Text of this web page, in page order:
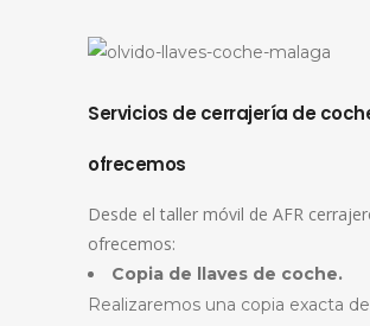
Servicios de cerrajería de
ofrecemos
Desde el taller móvil de AFR
ofrecemos:
Copia de llaves de coche.
Realizaremos una copia exacta